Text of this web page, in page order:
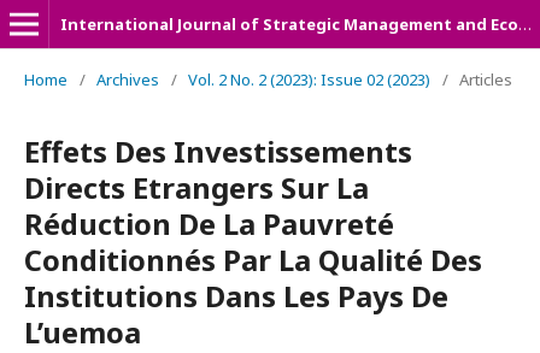
International Journal of Strategic Management and Economic Studies (IJSMES)
Home / Archives / Vol. 2 No. 2 (2023): Issue 02 (2023) / Articles
Effets Des Investissements
Directs Etrangers Sur La
Réduction De La Pauvreté
Conditionnés Par La Qualité Des
Institutions Dans Les Pays De
L’uemoa